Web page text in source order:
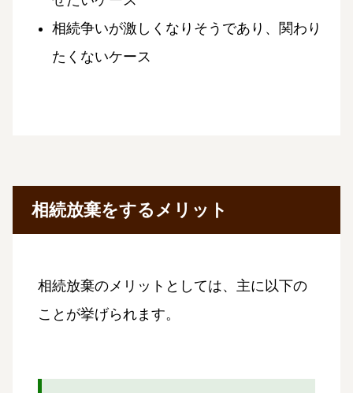
相続争いが激しくなりそうであり、関わり
たくないケース
相続放棄をするメリット
相続放棄のメリットとしては、主に以下の
ことが挙げられます。